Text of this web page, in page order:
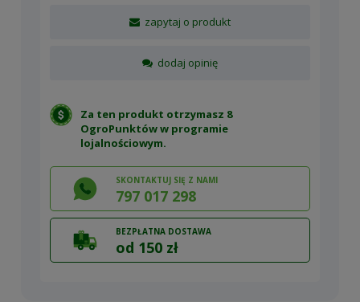
zapytaj o produkt
dodaj opinię
Za ten produkt otrzymasz 8
OgroPunktów w programie
lojalnościowym.
SKONTAKTUJ SIĘ Z NAMI
797 017 298
BEZPŁATNA DOSTAWA
od 150 zł